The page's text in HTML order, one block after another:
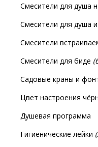
Смесители для душа
Смесители для душа
Смесители
Смесители для биде
Садовые краны и
Цвет настроения
Душевая программа
Гигиенические лейки